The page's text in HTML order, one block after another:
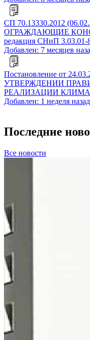
СП 70.13330.2012
ОГРАЖДАЮЩИЕ
редакция СНиП 3.03.01-
Добавлен: 7 месяцев
Постановление от
УТВЕРЖДЕНИИ
РЕАЛИЗАЦИИ
Добавлен: 1 неделя назад
Последние
Все новости